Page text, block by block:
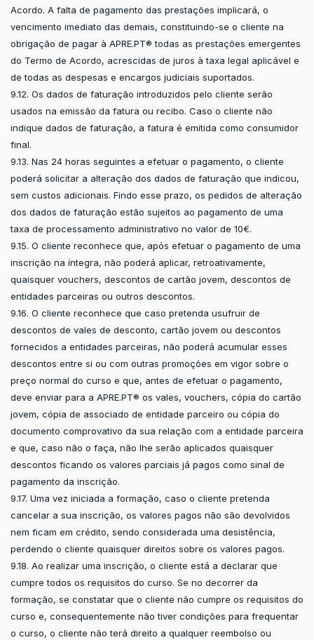
Acordo. A falta de pagamento das prestações implicará, o
vencimento imediato das demais, constituindo-se o cliente na
obrigação de pagar à APRE.PT® todas as prestações emergentes
do Termo de Acordo, acrescidas de juros à taxa legal aplicável e
de todas as despesas e encargos judiciais suportados.
9.12. Os dados de faturação introduzidos pelo cliente serão
usados na emissão da fatura ou recibo. Caso o cliente não
indique dados de faturação, a fatura é emitida como consumidor
final.
9.13. Nas 24 horas seguintes a efetuar o pagamento, o cliente
poderá solicitar a alteração dos dados de faturação que indicou,
sem custos adicionais. Findo esse prazo, os pedidos de alteração
dos dados de faturação estão sujeitos ao pagamento de uma
taxa de processamento administrativo no valor de 10€.
9.15. O cliente reconhece que, após efetuar o pagamento de uma
inscrição na íntegra, não poderá aplicar, retroativamente,
quaisquer vouchers, descontos de cartão jovem, descontos de
entidades parceiras ou outros descontos.
9.16. O cliente reconhece que caso pretenda usufruir de
descontos de vales de desconto, cartão jovem ou descontos
fornecidos a entidades parceiras, não poderá acumular esses
descontos entre si ou com outras promoções em vigor sobre o
preço normal do curso e que, antes de efetuar o pagamento,
deve enviar para a APRE.PT® os vales, vouchers, cópia do cartão
jovem, cópia de associado de entidade parceiro ou cópia do
documento comprovativo da sua relação com a entidade parceira
e que, caso não o faça, não lhe serão aplicados quaisquer
descontos ficando os valores parciais já pagos como sinal de
pagamento da inscrição.
9.17. Uma vez iniciada a formação, caso o cliente pretenda
cancelar a sua inscrição, os valores pagos não são devolvidos
nem ficam em crédito, sendo considerada uma desistência,
perdendo o cliente quaisquer direitos sobre os valores pagos.
9.18. Ao realizar uma inscrição, o cliente está a declarar que
cumpre todos os requisitos do curso. Se no decorrer da
formação, se constatar que o cliente não cumpre os requisitos do
curso e, consequentemente não tiver condições para frequentar
o curso, o cliente não terá direito a qualquer reembolso ou